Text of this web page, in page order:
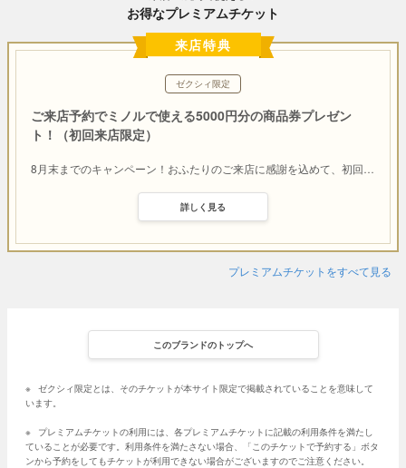
お得なプレミアムチケット
来店特典
ゼクシィ限定
ご来店予約でミノルで使える5000円分の商品券プレゼン
ト！（初回来店限定）
8月末までのキャンペーン！おふたりのご来店に感謝を込めて、初回…
詳しく見る
プレミアムチケットをすべて見る
このブランドのトップへ
※ ゼクシィ限定とは、そのチケットが本サイト限定で掲載されていることを意味して
います。
※
プレミアムチケットの利用には、各プレミアムチケットに記載の利用条件を満たし
ていることが必要です。利用条件を満たさない場合、「このチケットで予約する」ボタ
ンから予約をしてもチケットが利用できない場合がございますのでご注意ください。